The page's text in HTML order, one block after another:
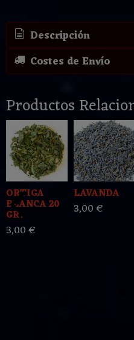
Descripción
Costes de Envío
Productos
ORTIGA
BLANCA 20
GR.
3,00 €
LAVANDA
3,00 €